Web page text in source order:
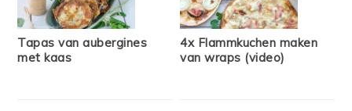
Tapas van aubergines
met kaas
4x Flammkuchen maken
van wraps (video)